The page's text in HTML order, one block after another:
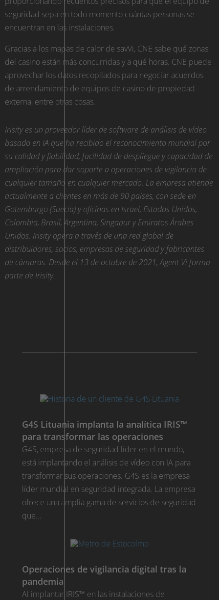
seguridad sepa en todo momento cuántas personas se
encuentran en las instalaciones.
Gracias a los mapas de calor de savVi, CNE sabe qué zonas
del casino están más concurridas y a qué horas. CNE puede
aprovechar los datos recopilados para negociar acuerdos
de arrendamiento de equipos de casino de propiedad
externa, entre otras cosas.
Irisity es un proveedor líder de software de análisis de vídeo
basado en IA que ha recibido el reconocimiento mundial por
su calidad y fiabilidad, facilidad de despliegue y capacidad de
ampliación para dar soporte a operaciones de vigilancia de
cualquier tamaño en cualquier mercado. La empresa atiende
actualmente a clientes en más de 90 países, con sede en
Gotemburgo (Suecia) y oficinas en Israel, Estados Unidos,
Colombia, Brasil, Argentina, Singapur y Emiratos Árabes
Unidos. Irisity opera a través de una red global de
distribuidores, socios, empresas de seguridad y fabricantes
de cámaras. Desde el 13 de octubre de 2021, Agent Vi forma
parte de Irisity.
G4S Lituania implanta la analítica IRIS™
para transformar las operaciones
G4S, empresa de seguridad líder en el mundo,
está implantando el análisis de vídeo con IA para
transformar sus operaciones. G4S es la empresa
líder mundial en seguridad integrada. La empresa
ofrece una amplia gama de servicios de seguridad
que...
Operaciones de vigilancia digital tras la
pandemia
Al implantar IRIS™ en las instalaciones de